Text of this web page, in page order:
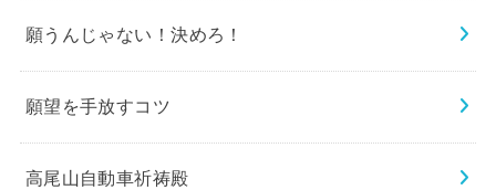
願うんじゃない！決めろ！
願望を手放すコツ
高尾山自動車祈祷殿